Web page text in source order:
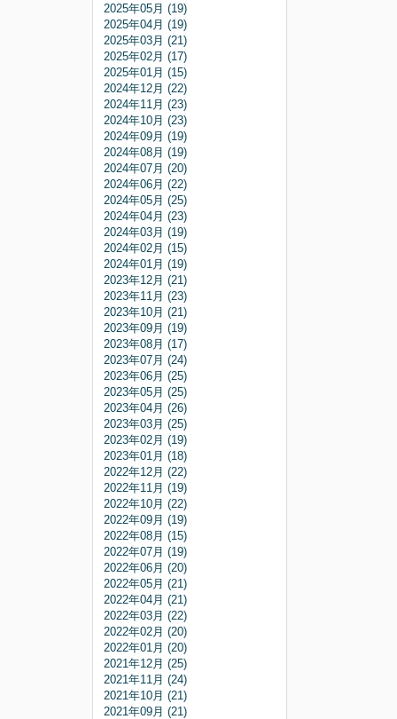
2025年05月 (19)
2025年04月 (19)
2025年03月 (21)
2025年02月 (17)
2025年01月 (15)
2024年12月 (22)
2024年11月 (23)
2024年10月 (23)
2024年09月 (19)
2024年08月 (19)
2024年07月 (20)
2024年06月 (22)
2024年05月 (25)
2024年04月 (23)
2024年03月 (19)
2024年02月 (15)
2024年01月 (19)
2023年12月 (21)
2023年11月 (23)
2023年10月 (21)
2023年09月 (19)
2023年08月 (17)
2023年07月 (24)
2023年06月 (25)
2023年05月 (25)
2023年04月 (26)
2023年03月 (25)
2023年02月 (19)
2023年01月 (18)
2022年12月 (22)
2022年11月 (19)
2022年10月 (22)
2022年09月 (19)
2022年08月 (15)
2022年07月 (19)
2022年06月 (20)
2022年05月 (21)
2022年04月 (21)
2022年03月 (22)
2022年02月 (20)
2022年01月 (20)
2021年12月 (25)
2021年11月 (24)
2021年10月 (21)
2021年09月 (21)